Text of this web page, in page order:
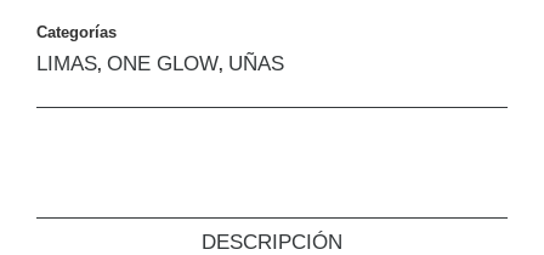
Categorías
LIMAS, ONE GLOW, UÑAS
DESCRIPCIÓN